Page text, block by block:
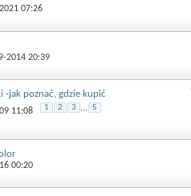
07:26
2014 20:39
-jak poznać, gdzie kupić
11:08 1 2 3 ... 5
00:20